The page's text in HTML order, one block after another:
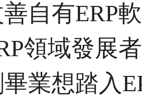
自有ERP
領域發展
業想踏入